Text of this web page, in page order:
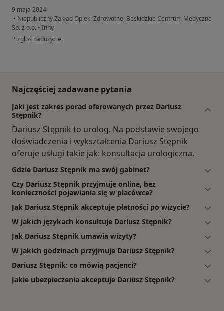
9 maja 2024
• Niepubliczny Zakład Opieki Zdrowotnej Beskidzkie Centrum Medyczne
Sp. z o.o. • Inny
• w opinii użytkownika Łukasz
zgłoś nadużycie
Najczęściej zadawane pytania
Jaki jest zakres porad oferowanych przez Dariusz
Stępnik?
Dariusz Stępnik to urolog. Na podstawie swojego
doświadczenia i wykształcenia Dariusz Stępnik
oferuje usługi takie jak: konsultacja urologiczna.
Gdzie Dariusz Stępnik ma swój gabinet?
Czy Dariusz Stępnik przyjmuje online, bez
konieczności pojawiania się w placówce?
Jak Dariusz Stępnik akceptuje płatności po wizycie?
W jakich językach konsultuje Dariusz Stępnik?
Jak Dariusz Stępnik umawia wizyty?
W jakich godzinach przyjmuje Dariusz Stępnik?
Dariusz Stępnik: co mówią pacjenci?
Jakie ubezpieczenia akceptuje Dariusz Stępnik?